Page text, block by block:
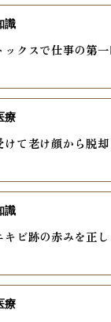
ックスで仕事の第
識
けて老け顔から脱
療
ビ跡の赤みを正
識
療